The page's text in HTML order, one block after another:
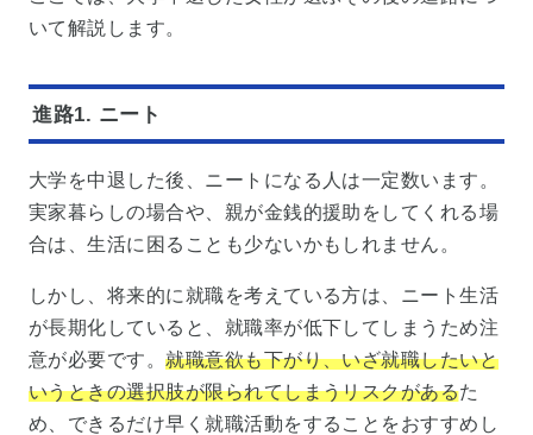
いて解説します。
進路1. ニート
大学を中退した後、ニートになる人は一定数います。
実家暮らしの場合や、親が金銭的援助をしてくれる場
合は、生活に困ることも少ないかもしれません。
しかし、将来的に就職を考えている方は、ニート生活
が長期化していると、就職率が低下してしまうため注
意が必要です。就職意欲も下がり、いざ就職したいと
いうときの選択肢が限られてしまうリスクがあるた
め、できるだけ早く就職活動をすることをおすすめし